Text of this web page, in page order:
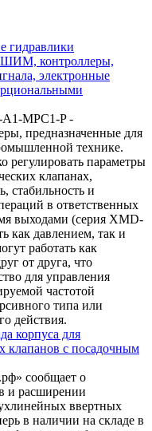
гидравлики
ШИМ, контроллеры,
электронные
MPC1-P -
предназначенные для
технике.
параметры
клапанах,
стабильность и
в ответственных
выходами (серия XMD-
как давлением, так и
работать как
от друга, что
для управления
частотой
типа или
действия.
корпуса для
клапанов с посадочным
сообщает о
и расширении
ввертных
в наличии на складе в